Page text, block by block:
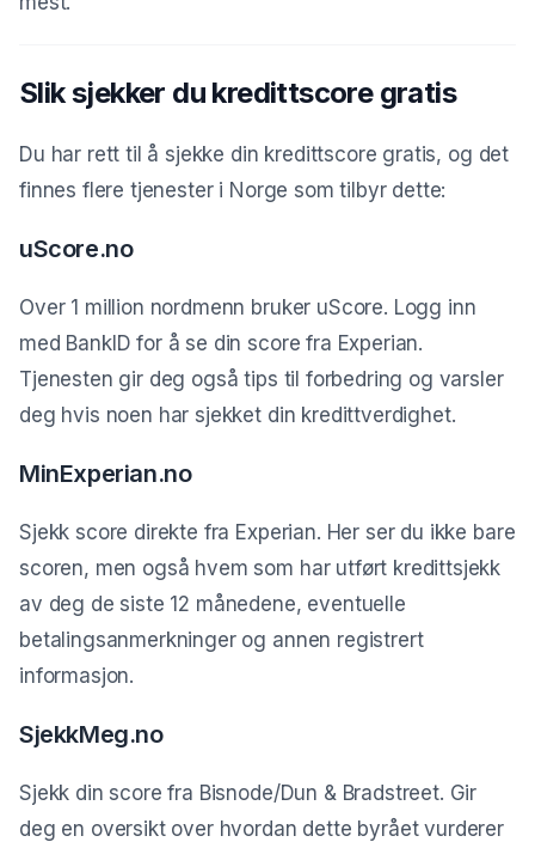
Slik sjekker du kredittscore gratis
Du har rett til å sjekke din kredittscore gratis, og det
finnes flere tjenester i Norge som tilbyr dette:
uScore.no
Over 1 million nordmenn bruker uScore. Logg inn
med BankID for å se din score fra Experian.
Tjenesten gir deg også tips til forbedring og varsler
deg hvis noen har sjekket din kredittverdighet.
MinExperian.no
Sjekk score direkte fra Experian. Her ser du ikke bare
scoren, men også hvem som har utført kredittsjekk
av deg de siste 12 månedene, eventuelle
betalingsanmerkninger og annen registrert
informasjon.
SjekkMeg.no
Sjekk din score fra Bisnode/Dun & Bradstreet. Gir
deg en oversikt over hvordan dette byrået vurderer